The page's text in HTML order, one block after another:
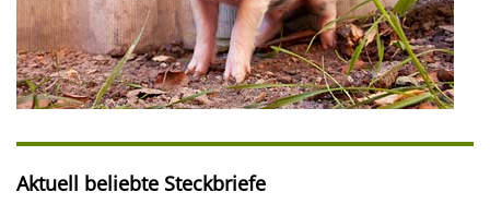
Aktuell beliebte Steckbriefe